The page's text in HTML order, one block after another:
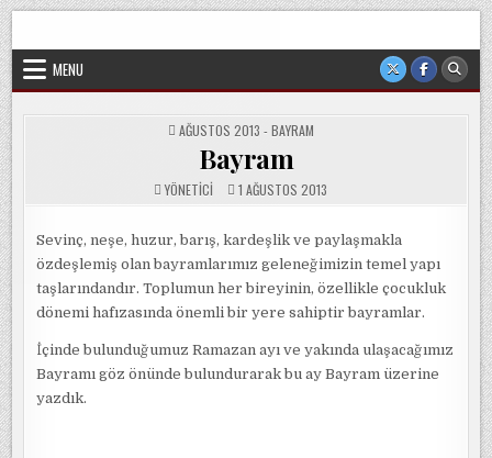
Skip
to
content
veya cemaatin güdümünde ya da tesirinde olmayan, tamamen
MENU
POSTED
IN
AĞUSTOS 2013 - BAYRAM
Bayram
YÖNETICI 1 AĞUSTOS 2013
Sevinç, neşe, huzur, barış, kardeşlik ve paylaşmakla
özdeşlemiş olan bayramlarımız geleneğimizin temel yapı
taşlarındandır. Toplumun her bireyinin, özellikle çocukluk
dönemi hafızasında önemli bir yere sahiptir bayramlar.
İçinde bulunduğumuz Ramazan ayı ve yakında ulaşacağımız
Bayramı göz önünde bulundurarak bu ay Bayram üzerine
yazdık.